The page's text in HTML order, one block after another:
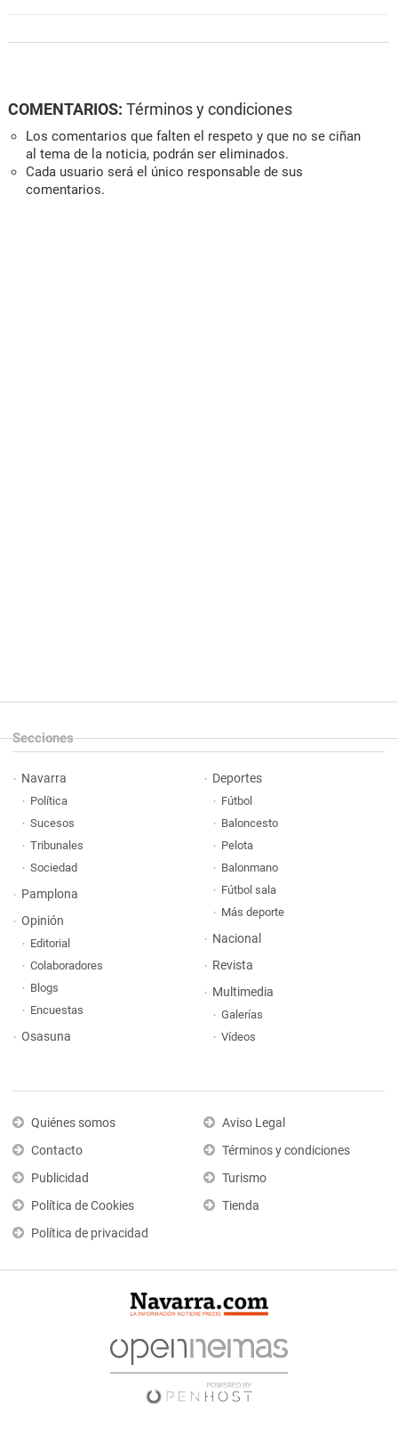
COMENTARIOS: Términos y condiciones
Los comentarios que falten el respeto y que no se ciñan
al tema de la noticia, podrán ser eliminados.
Cada usuario será el único responsable de sus
comentarios.
Secciones
Navarra
Política
Sucesos
Tribunales
Sociedad
Pamplona
Opinión
Editorial
Colaboradores
Blogs
Encuestas
Osasuna
Deportes
Fútbol
Baloncesto
Pelota
Balonmano
Fútbol sala
Más deporte
Nacional
Revista
Multimedia
Galerías
Vídeos
Quiénes somos
Contacto
Publicidad
Política de Cookies
Política de privacidad
Aviso Legal
Términos y condiciones
Turismo
Tienda